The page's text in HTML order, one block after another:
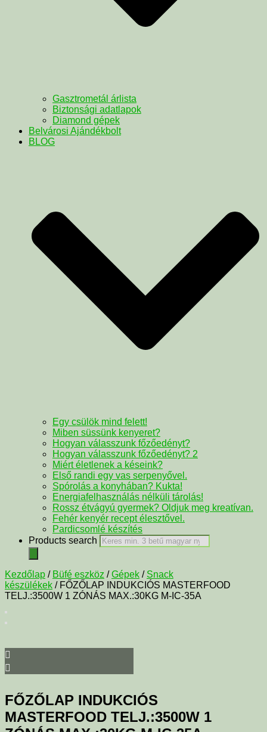
Gasztrometál árlista
Biztonsági adatlapok
Diamond gépek
Belvárosi Ajándékbolt
BLOG
Egy csülök mind felett!
Miben süssünk kenyeret?
Hogyan válasszunk főzőedényt?
Hogyan válasszunk főzőedényt? 2
Miért életlenek a késeink?
Első randi egy vas serpenyővel.
Spórolás a konyhában? Kukta!
Energiafelhasználás nélküli tárolás!
Rossz étvágyú gyermek? Oldjuk meg kreatívan.
Fehér kenyér recept élesztővel.
Pardicsomlé készítés
Products search
Kezdőlap / Büfé eszköz /Gépek / Snack
készülékek / FŐZŐLAP INDUKCIÓS MASTERFOOD
TELJ.:3500W 1 ZÓNÁS MAX.:30KG M-IC-35A
FŐZŐLAP INDUKCIÓS
MASTERFOOD TELJ.:3500W 1